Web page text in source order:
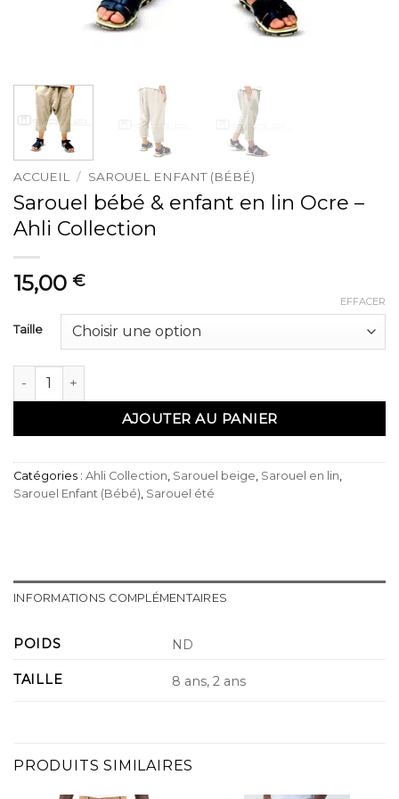
ACCUEIL / SAROUEL ENFANT (BÉBÉ)
Sarouel bébé & enfant en lin Ocre –
Ahli Collection
15,00 €
Taille
EFFACER
quantité de Sarouel bébé & enfant en lin Ocre - Ahli
AJOUTER AU PANIER
Catégories : Ahli Collection Sarouel beige Sarouel en lin
Sarouel Enfant (Bébé) Sarouel été
INFORMATIONS COMPLÉMENTAIRES
POIDS ND
TAILLE 8 ans, 2 ans
PRODUITS SIMILAIRES